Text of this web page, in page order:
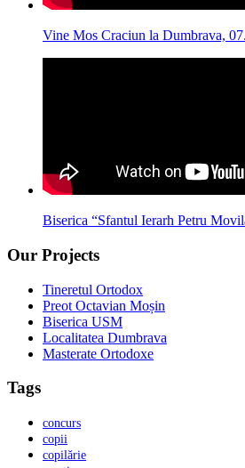
Vine Mos Craciun la Dumbrava,
Biserica “Sfantul Ierarh Petru
Our Projects
Tineretul Ortodox
Preot Octavian Moșin
Biserica USM
Localitatea Dumbrava
Masterate Ortodoxe
Tags
concurs
copii
copilărie